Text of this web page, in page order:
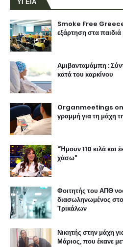
ΥΓΕΙΑ
Smoke Free Greece :
εξάρτηση στα παιδιά
Αμιβανταμάμπη :
κατά του καρκίνου
Organmeetings on
γραμμή για τη μάχη
"Ήμουν 110 κιλά και
χάσω"
Φοιτητής του ΑΠΘ
διασωληνωμένος
Τρικάλων
Νικητής στην μάχη
Μάριος, που έκανε